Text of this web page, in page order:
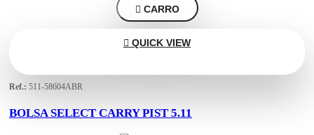
 CARRO
 QUICK VIEW
Ref.: 511-58604ABR
BOLSA SELECT CARRY PIST 5.11